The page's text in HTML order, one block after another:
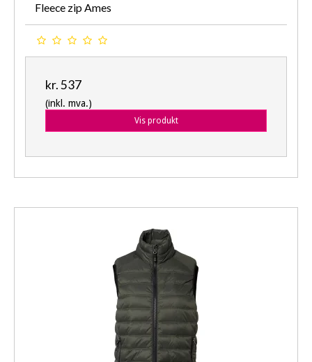
Fleece zip Ames
kr. 537
(inkl. mva.)
Vis produkt